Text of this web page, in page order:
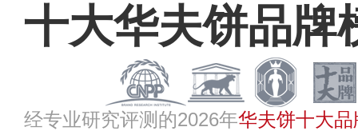
十大华夫饼品牌
经专业研究评测的2026年华夫饼十大